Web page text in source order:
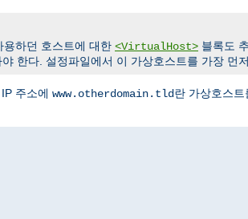
하던 호스트에 대한 <VirtualHost> 블록도
한다. 설정파일에서 이 가상호스트를 가장 먼
주소에 www.otherdomain.tld란 가상호스트